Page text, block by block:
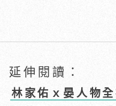
延伸閱讀：
林家佑ｘ晏人物